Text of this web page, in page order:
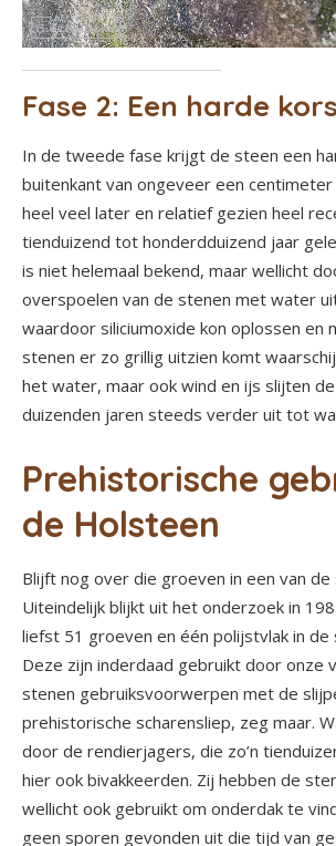
Fase 2: Een harde
In de tweede fase krijgt de steen een
buitenkant van ongeveer een
heel veel later en relatief gezien heel
tienduizend tot honderdduizend jaar
is niet helemaal bekend, maar wellicht
overspoelen van de stenen met water
waardoor siliciumoxide kon oplossen en
stenen er zo grillig uitzien komt
het water, maar ook wind en ijs slijten
duizenden jaren steeds verder uit tot
Prehistorische
de Holsteen
Blijft nog over die groeven in een van de
Uiteindelijk blijkt uit het onderzoek in
liefst 51 groeven en één polijstvlak in
Deze zijn inderdaad gebruikt door onze
stenen gebruiksvoorwerpen met de
prehistorische scharensliep, zeg maar.
door de rendierjagers, die zo’n
hier ook bivakkeerden. Zij hebben de
wellicht ook gebruikt om onderdak te
geen sporen gevonden uit die tijd van